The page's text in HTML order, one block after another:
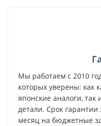
Мы работаем с 2010
которых уверены: как
японские аналоги,
детали. Срок гарантии
месяц на бюджетные